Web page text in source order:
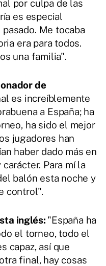
por culpa de las
es especial
Me tocaba
era para todos.
una familia".
de
es increíblemente
a España; ha
ha sido el mejor
jugadores han
haber dado más en
Para mí la
balón esta noche y
control".
inglés: "España ha
el torneo, todo el
capaz, así que
final, hay cosas